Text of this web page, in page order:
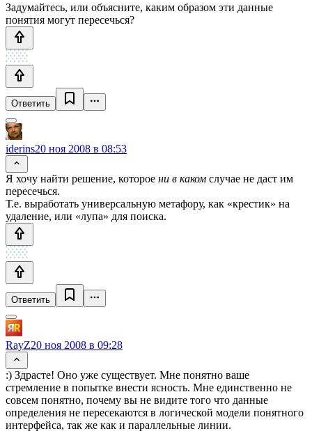
Задумайтесь, или объясните, каким образом эти данные
понятия могут пересечься?
Ответить
iderins20 ноя 2008 в 08:53
Я хочу найти решение, которое ни в каком случае не даст им
пересечься.
Т.е. выработать универсальную метафору, как «крестик» на
удаление, или «лупа» для поиска.
Ответить
RayZ20 ноя 2008 в 09:28
:) Здрасте! Оно уже существует. Мне понятно ваше
стремление в попытке внести ясность. Мне единственно не
совсем понятно, почему вы не видите того что данные
определения не пересекаются в логической модели понятного
интерфейса, так же как и параллельные линии.